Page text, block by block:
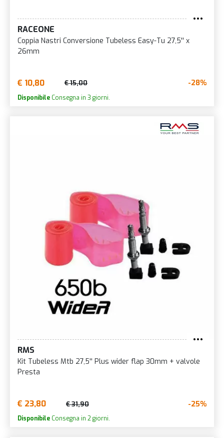
RACEONE
Coppia Nastri Conversione Tubeless Easy-Tu 27,5'' x
26mm
€ 10,80 € 15,00 -28%
Disponibile Consegna in 3 giorni.
RMS
Kit Tubeless Mtb 27,5'' Plus wider flap 30mm + valvole
Presta
€ 23,80 € 31,90 -25%
Disponibile Consegna in 2 giorni.